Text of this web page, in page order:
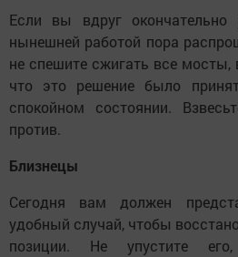
Если вы вдруг
нынешней работой пора
не спешите сжигать все
что это решение было
спокойном состоянии.
против.
Близнецы
Сегодня вам должен
удобный случай, чтобы
позиции. Не упустите